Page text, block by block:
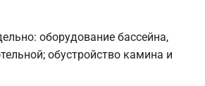
оборудование бассейна,
обустройство камина и